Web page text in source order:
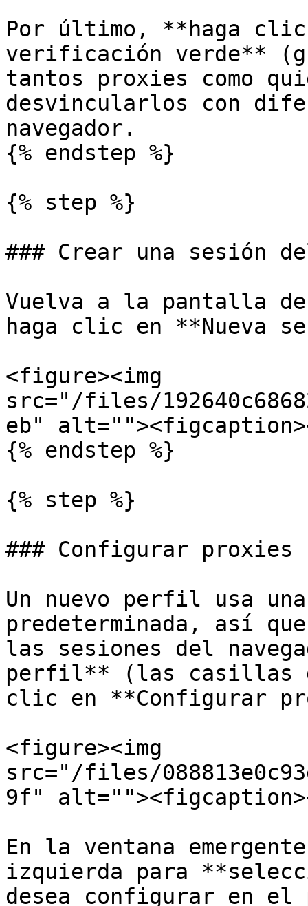
Por último, **haga clic
verificación verde**
tantos proxies como
desvincularlos con
navegador.
{% endstep %}
{% step %}
### Crear una sesión
Vuelva a la pantalla
haga clic en **Nueva
<figure><img
src="/files/
eb"
{% endstep %}
{% step %}
### Configurar proxies
Un nuevo perfil usa
predeterminada, así
las sesiones del
perfil** (las casillas
clic en **Configurar
<figure><img
src="/files/
9f"
En la ventana
izquierda para
desea configurar en